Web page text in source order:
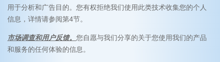
用于分析和广告目的。您有权拒绝我们使用此类技术收集您的个人
信息，详情请参阅第4节。
市场调查和用户反馈。 您自愿与我们分享的关于您使用我们的产品
和服务的任何体验的信息。